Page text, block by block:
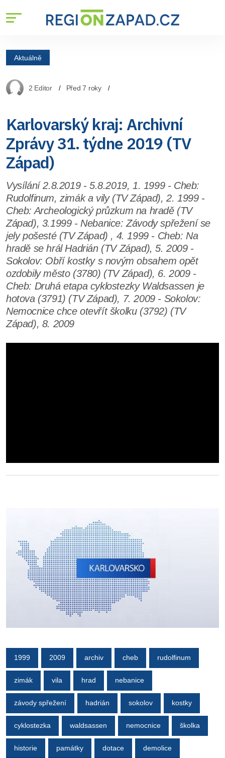
Aktuálně
2 Editor Před 7 roky
Karlovarský kraj: Archivní
Zprávy 31. týdne 2019 (TV
Západ)
Vysílání 2.8.2019 - 5.8.2019, 1. 1999 - Cheb:
Rudolfinum, zimák a vily (TV Západ), 2. 1999 -
Cheb: Archeologický průzkum na hradě (TV
Západ), 3.1999 - Nebanice: Závody spřežení se
jely pošesté (TV Západ) , 4. 1999 - Cheb: Na
hradě se hrál Hadrián (TV Západ), 5. 2009 -
Sokolov: Obří kostky s novým obsahem opět
ozdobily město (3780) (TV Západ), 6. 2009 -
Cheb: Druhá etapa cyklostezky Waldsassen je
hotova (3791) (TV Západ), 7. 2009 - Sokolov:
Nemocnice chce otevřít školku (3792) (TV
Západ), 8. 2009
1999 2009 archiv cheb rudolfinum
zimák vila hrad nebanice
závody spřežení hadrián sokolov kostky
cyklostezka waldsassen nemocnice školka
historie památky dotace demolice